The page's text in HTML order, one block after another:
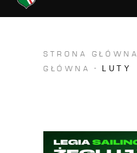
STRONA GŁÓWNA
GŁÓWNA
LUTY